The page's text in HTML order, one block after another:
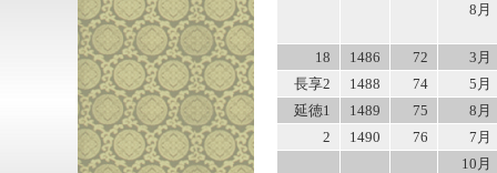
8月
18 1486 72
3月
長享2
1488 74
5月
延徳1
1489 75
8月
2
1490 76
7月
10月